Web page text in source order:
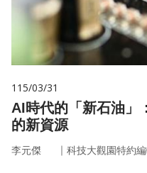
115/03/31
AI時代的「新石油」
的新資源
李元傑 ｜ 科技大觀園特約